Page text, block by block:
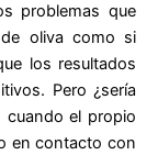
problemas que
oliva como si
los resultados
Pero ¿sería
cuando el propio
en contacto con